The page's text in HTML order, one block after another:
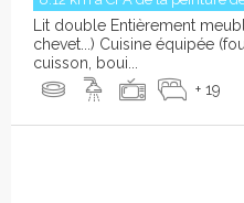
Lit double Entièrement
chevet...) Cuisine équipée
cuisson, boui...
+ 19